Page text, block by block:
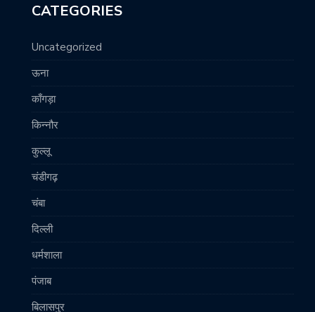
CATEGORIES
Uncategorized
ऊना
काँगड़ा
किन्नौर
कुल्लू
चंडीगढ़
चंबा
दिल्ली
धर्मशाला
पंजाब
बिलासपुर